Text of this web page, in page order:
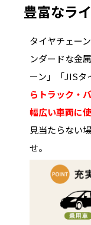
豊富なラ
タイヤチェー
ンダードな金
ーン」「JISタ
らトラック・
幅広い車両に
見当たらない
せ。